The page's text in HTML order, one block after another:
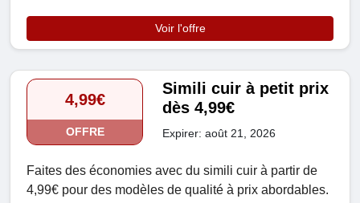
Voir l'offre
4,99€
OFFRE
Simili cuir à petit prix
dès 4,99€
Expirer: août 21, 2026
Faites des économies avec du simili cuir à partir de
4,99€ pour des modèles de qualité à prix abordables.